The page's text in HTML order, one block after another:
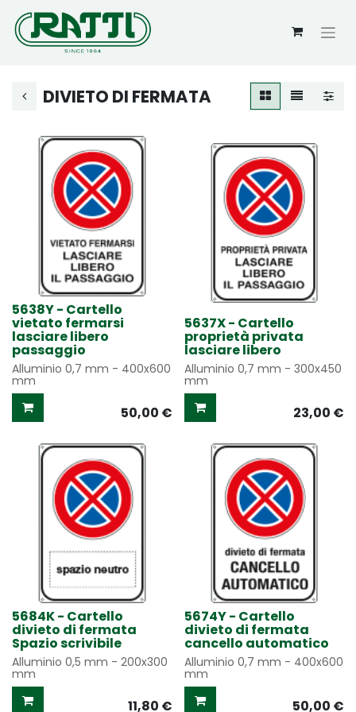
DIVIETO DI FERMATA
5638Y - Cartello
vietato fermarsi
lasciare libero
passaggio
Alluminio 0,7 mm - 400x600
mm
50,00 €
5637X - Cartello
proprietà privata
lasciare libero
Alluminio 0,7 mm - 300x450
mm
23,00 €
5684K - Cartello
divieto di fermata
Spazio scrivibile
Alluminio 0,5 mm - 200x300
mm
11,80 €
5674Y - Cartello
divieto di fermata
cancello automatico
Alluminio 0,7 mm - 400x600
mm
50,00 €